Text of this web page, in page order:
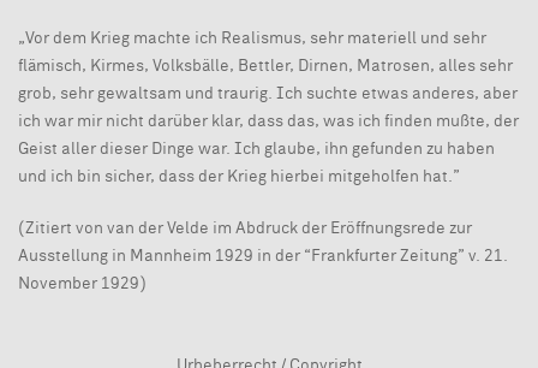
„Vor dem Krieg machte ich Realismus, sehr materiell und sehr
flämisch, Kirmes, Volksbälle, Bettler, Dirnen, Matrosen, alles sehr
grob, sehr gewaltsam und traurig. Ich suchte etwas anderes, aber
ich war mir nicht darüber klar, dass das, was ich finden mußte, der
Geist aller dieser Dinge war. Ich glaube, ihn gefunden zu haben
und ich bin sicher, dass der Krieg hierbei mitgeholfen hat.”
(Zitiert von van der Velde im Abdruck der Eröffnungsrede zur
Ausstellung in Mannheim 1929 in der “Frankfurter Zeitung” v. 21.
November 1929)